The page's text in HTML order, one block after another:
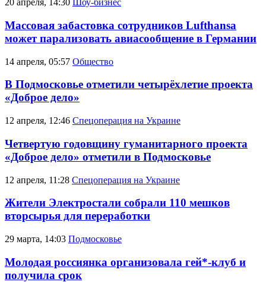
20 апреля, 14:30 Шоу-бизнес
Массовая забастовка сотрудников Lufthansa
может парализовать авиасообщение в Германии
14 апреля, 05:57 Общество
В Подмосковье отметили четырёхлетие проекта
«Доброе дело»
12 апреля, 12:46 Спецоперация на Украине
Четвертую годовщину гуманитарного проекта
«Доброе дело» отметили в Подмосковье
12 апреля, 11:28 Спецоперация на Украине
Жители Электростали собрали 110 мешков
вторсырья для переработки
29 марта, 14:03 Подмосковье
Молодая россиянка организовала гей*-клуб и
получила срок